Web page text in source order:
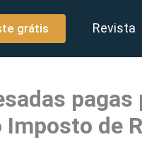
grátis Revista
de